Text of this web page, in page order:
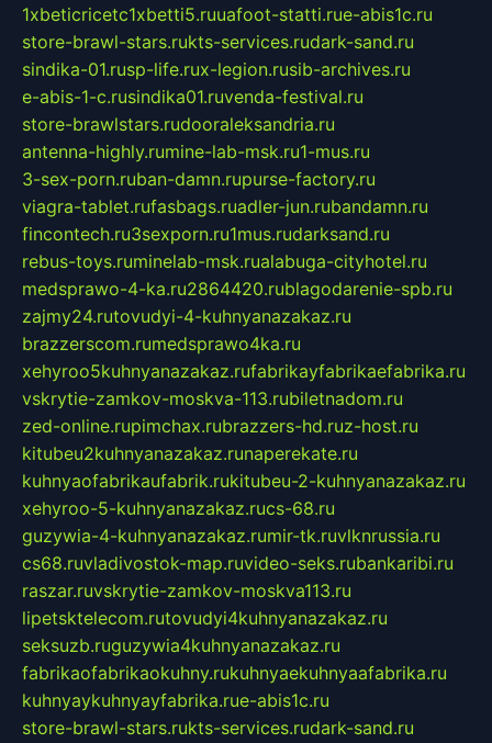
1xbeticricetc1xbetti5.ruuafoot-statti.rue-abis1c.ru
store-brawl-stars.rukts-services.rudark-sand.ru
sindika-01.rusp-life.rux-legion.rusib-archives.ru
e-abis-1-c.rusindika01.ruvenda-festival.ru
store-brawlstars.rudooraleksandria.ru
antenna-highly.rumine-lab-msk.ru1-mus.ru
3-sex-porn.ruban-damn.rupurse-factory.ru
viagra-tablet.rufasbags.ruadler-jun.rubandamn.ru
fincontech.ru3sexporn.ru1mus.rudarksand.ru
rebus-toys.ruminelab-msk.rualabuga-cityhotel.ru
medsprawo-4-ka.ru2864420.rublagodarenie-spb.ru
zajmy24.rutovudyi-4-kuhnyanazakaz.ru
brazzerscom.rumedsprawo4ka.ru
xehyroo5kuhnyanazakaz.rufabrikayfabrikaefabrika.ru
vskrytie-zamkov-moskva-113.rubiletnadom.ru
zed-online.rupimchax.rubrazzers-hd.ruz-host.ru
kitubeu2kuhnyanazakaz.runaperekate.ru
kuhnyaofabrikaufabrik.rukitubeu-2-kuhnyanazakaz.ru
xehyroo-5-kuhnyanazakaz.rucs-68.ru
guzywia-4-kuhnyanazakaz.rumir-tk.ruvlknrussia.ru
cs68.ruvladivostok-map.ruvideo-seks.rubankaribi.ru
raszar.ruvskrytie-zamkov-moskva113.ru
lipetsktelecom.rutovudyi4kuhnyanazakaz.ru
seksuzb.ruguzywia4kuhnyanazakaz.ru
fabrikaofabrikaokuhny.rukuhnyaekuhnyaafabrika.ru
kuhnyaykuhnyayfabrika.rue-abis1c.ru
store-brawl-stars.rukts-services.rudark-sand.ru